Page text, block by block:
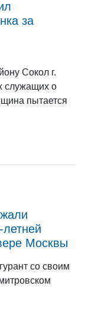
за
Сокол г.
служащих о
пытается
Москвы
со своим